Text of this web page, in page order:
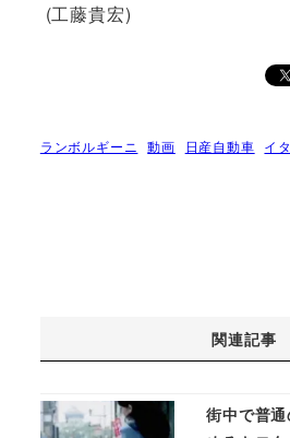
(工藤貴宏)
ランボルギーニ 動画 日産自動車 イ
関連記事
街中で普